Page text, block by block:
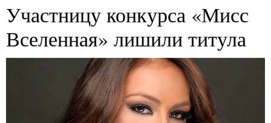
Участницу конкурса «Мисс
Вселенная» лишили титула